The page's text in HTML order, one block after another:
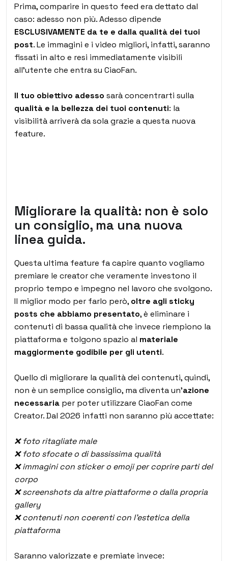
Prima, comparire in questo feed era dettato dal
caso: adesso non più. Adesso dipende
ESCLUSIVAMENTE da te e dalla qualità dei tuoi
post. Le immagini e i video migliori, infatti, saranno
fissati in alto e resi immediatamente visibili
all’utente che entra su CiaoFan.
Il tuo obiettivo adesso sarà concentrarti sulla
qualità e la bellezza dei tuoi contenuti: la
visibilità arriverà da sola grazie a questa nuova
feature.
Migliorare la qualità: non è solo
un consiglio, ma una nuova
linea guida.
Questa ultima feature fa capire quanto vogliamo
premiare le creator che veramente investono il
proprio tempo e impegno nel lavoro che svolgono.
Il miglior modo per farlo però, oltre agli sticky
posts che abbiamo presentato, è eliminare i
contenuti di bassa qualità che invece riempiono la
piattaforma e tolgono spazio al materiale
maggiormente godibile per gli utenti.
Quello di migliorare la qualità dei contenuti, quindi,
non è un semplice consiglio, ma diventa un’azione
necessaria per poter utilizzare CiaoFan come
Creator. Dal 2026 infatti non saranno più accettate:
❌ foto ritagliate male
❌ foto sfocate o di bassissima qualità
❌ immagini con sticker o emoji per coprire parti del
corpo
❌ screenshots da altre piattaforme o dalla propria
gallery
❌ contenuti non coerenti con l’estetica della
piattaforma
Saranno valorizzate e premiate invece: